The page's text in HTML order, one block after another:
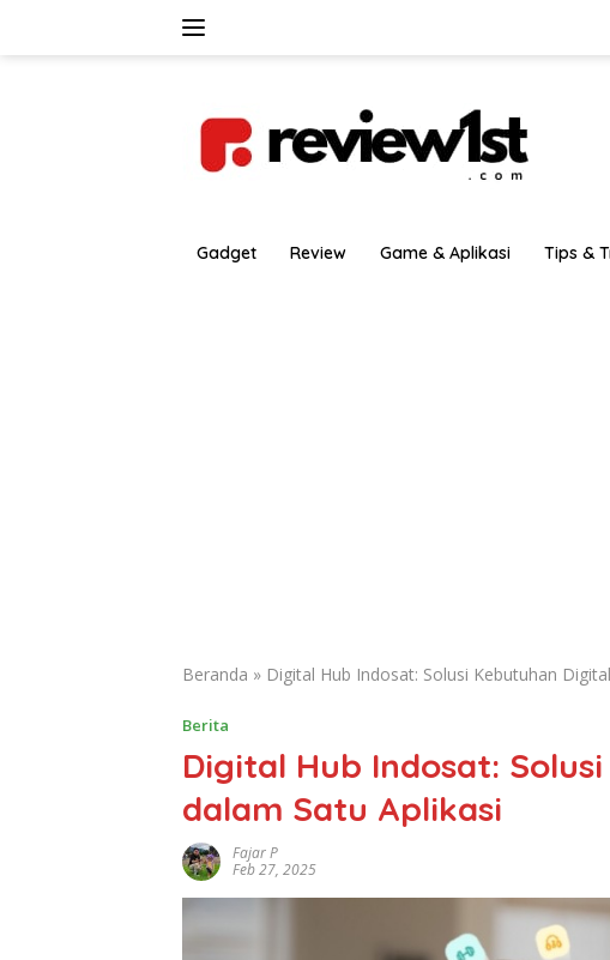
Gadget Review Game & Aplikasi Tips &
Beranda » Digital Hub Indosat: Solusi Kebutuhan
Berita
Digital Hub Indosat:
dalam Satu Aplikasi
Fajar P
Feb 27, 2025